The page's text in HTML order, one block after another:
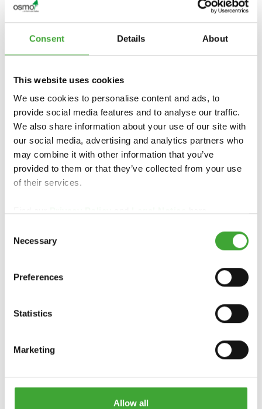
Consent Details About
This website uses cookies
We use cookies to personalise content and ads, to
provide social media features and to analyse our traffic.
We also share information about your use of our site with
our social media, advertising and analytics partners who
may combine it with other information that you’ve
provided to them or that they’ve collected from your use
of their services.
Selection
Necessary
Preferences
Statistics
Marketing
Allow all
KUULTOÖLJY
EFEKTI
PUUNSUOJAPOH
JUSTE WR AQUA
JUSTE WR AQUA
KUULTOÖLJY
UV-SUOJAÖLJY
TALOMAALI